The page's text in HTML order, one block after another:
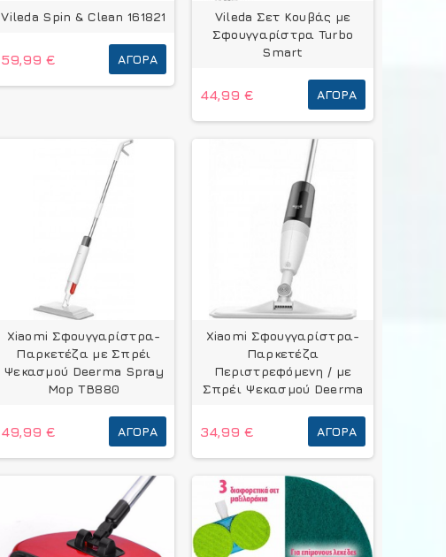
Vileda Spin & Clean 161821
59,99 € ΑΓΟΡΆ
Vileda Σετ Κουβάς με
Σφουγγαρίστρα Turbo
Smart
44,99 € ΑΓΟΡΆ
Xiaomi Σφουγγαρίστρα-
Παρκετέζα με Σπρέι
Ψεκασμού Deerma Spray
Mop TB880
49,99 € ΑΓΟΡΆ
Xiaomi Σφουγγαρίστρα-
Παρκετέζα
Περιστρεφόμενη / με
Σπρέι Ψεκασμού Deerma
34,99 € ΑΓΟΡΆ